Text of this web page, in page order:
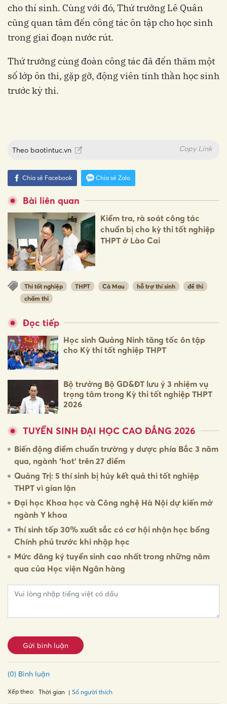
cho thí sinh. Cùng với đó, Thứ trưởng Lê Quân
cũng quan tâm đến công tác ôn tập cho học sinh
trong giai đoạn nước rút.
Thứ trưởng cùng đoàn công tác đã đến thăm một
số lớp ôn thi, gặp gỡ, động viên tinh thần học sinh
trước kỳ thi.
Theo baotintuc.vn Copy Link
Chia sẻ Facebook Chia sẻ Zalo
Bài liên quan
Kiểm tra, rà soát công tác
chuẩn bị cho kỳ thi tốt nghiệp
THPT ở Lào Cai
Thi tốt nghiệp THPT Cà Mau hỗ trợ thí sinh
đề thi
chấm thi
Đọc tiếp
Học sinh Quảng Ninh tăng tốc ôn tập
cho Kỳ thi tốt nghiệp THPT
Bộ trưởng Bộ GD&ĐT lưu ý 3 nhiệm vụ
trọng tâm trong Kỳ thi tốt nghiệp THPT
2026
TUYỂN SINH ĐẠI HỌC CAO ĐẲNG 2026
Biến động điểm chuẩn trường y dược phía Bắc 3 năm
qua, ngành ‘hot’ trên 27 điểm
Quảng Trị: 5 thí sinh bị hủy kết quả thi tốt nghiệp
THPT vì gian lận
Đại học Khoa học và Công nghệ Hà Nội dự kiến mở
ngành Y khoa
Thí sinh tốp 30% xuất sắc có cơ hội nhận học bổng
Chính phủ trước khi nhập học
Mức đăng ký tuyển sinh cao nhất trong những năm
qua của Học viện Ngân hàng
Gửi bình luận
(0) Bình luận
Xếp theo: Thời gian Số người thích